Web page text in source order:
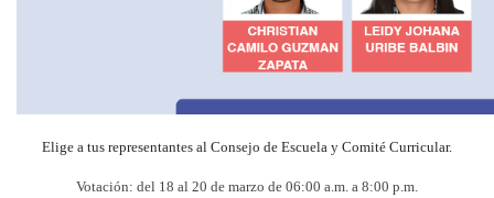
Elige a tus representantes al Consejo de Escuela y Comité Curricular.
Votación: del 18 al 20 de marzo de 06:00 a.m. a 8:00 p.m.